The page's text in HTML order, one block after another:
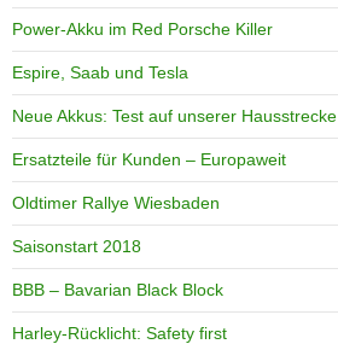
Power-Akku im Red Porsche Killer
Espire, Saab und Tesla
Neue Akkus: Test auf unserer Hausstrecke
Ersatzteile für Kunden – Europaweit
Oldtimer Rallye Wiesbaden
Saisonstart 2018
BBB – Bavarian Black Block
Harley-Rücklicht: Safety first